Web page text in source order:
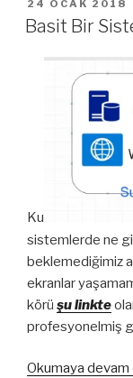
TARIHI
24 OCAK 2018
Basit Bir
Ku
sistemlerde ne
beklemediğimiz
ekranlar
körü şu linkte
profesyonelmiş
Okumaya